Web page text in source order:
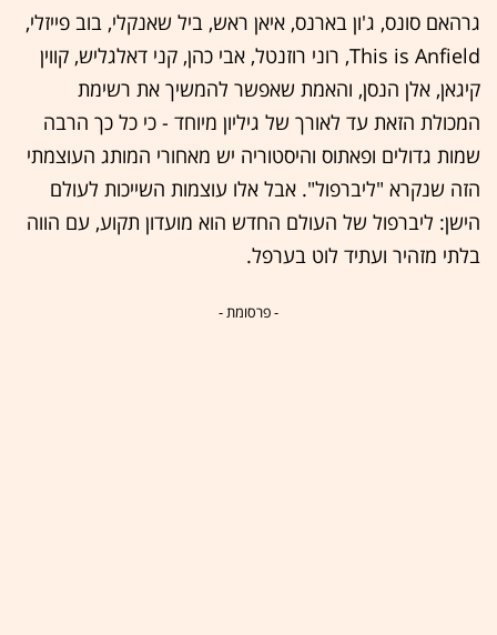
גרהאם סונס, ג'ון בארנס, איאן ראש, ביל שאנקלי, בוב פייזלי,
This is Anfield, רוני רוזנטל, אבי כהן, קני דאלגליש, קווין
קיגאן, אלן הנסן, והאמת שאפשר להמשיך את רשימת
המכולת הזאת עד לאורך של גיליון מיוחד - כי כל כך הרבה
שמות גדולים ופאתוס והיסטוריה יש מאחורי המותג העוצמתי
הזה שנקרא "ליברפול". אבל אלו עוצמות השייכות לעולם
הישן: ליברפול של העולם החדש הוא מועדון תקוע, עם הווה
בלתי מזהיר ועתיד לוט בערפל.
- פרסומת -